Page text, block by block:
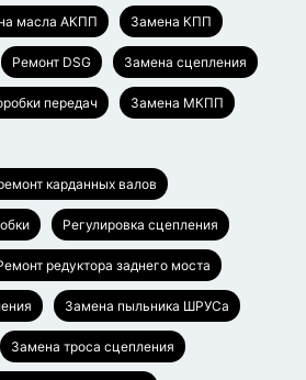
масла АКПП Замена КПП
Ремонт DSG Замена сцепления
передач Замена МКПП
карданных валов
Регулировка сцепления
редуктора заднего моста
Замена пыльника ШРУСа
Замена троса сцепления